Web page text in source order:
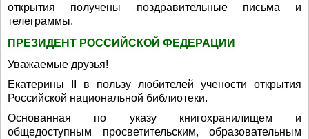
открытия получены поздравительные письма и
телеграммы.
ПРЕЗИДЕНТ РОССИЙСКОЙ ФЕДЕРАЦИИ
Уважаемые друзья!
Екатерины II в пользу любителей учености открытия
Российской национальной библиотеки.
Основанная по указу книгохранилищем и
общедоступным просветительским, образовательным